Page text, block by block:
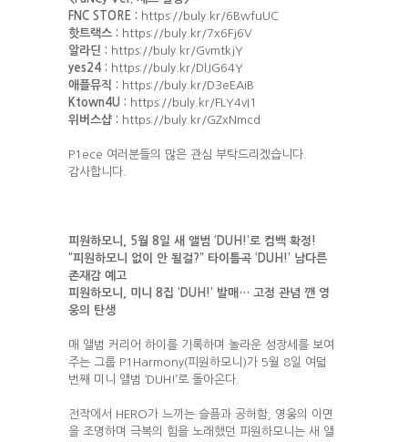
FNC STORE : https://buly.kr/6BwfuUC
핫트랙스 : https://buly.kr/7x6Fj6V
알라딘 : https://buly.kr/GvmtkjY
yes24 : https://buly.kr/DlJG64Y
애플뮤직 : https://buly.kr/D3eEAiB
Ktown4U : https://buly.kr/FLY4vI1
위버스샵 : https://buly.kr/GZxNmcd
P1ece 여러분들의 많은 관심 부탁드리겠습니다.
감사합니다.
피원하모니, 5월 8일 새 앨범 ‘DUH!’로 컴백 확정!
“피원하모니 없이 안 될걸?” 타이틀곡 ‘DUH!’ 남다른
존재감 예고
피원하모니, 미니 8집 ‘DUH!’ 발매… 고정 관념 깬 영
웅의 탄생
매 앨범 커리어 하이를 기록하며 놀라운 성장세를 보여
주는 그룹 P1Harmony(피원하모니)가 5월 8일 여덟
번째 미니 앨범 ‘DUH!’로 돌아온다.
전작에서 HERO가 느끼는 슬픔과 공허함, 영웅의 이면
을 조명하며 극복의 힘을 노래했던 피원하모니는 새 앨